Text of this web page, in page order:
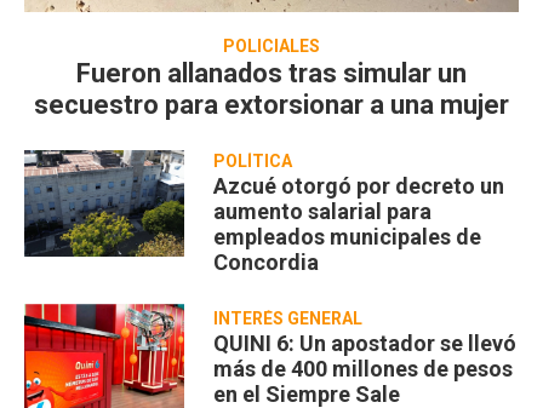
POLICIALES
Fueron allanados tras simular un
secuestro para extorsionar a una mujer
POLÍTICA
Azcué otorgó por decreto un
aumento salarial para
empleados municipales de
Concordia
INTERÉS GENERAL
QUINI 6: Un apostador se llevó
más de 400 millones de pesos
en el Siempre Sale